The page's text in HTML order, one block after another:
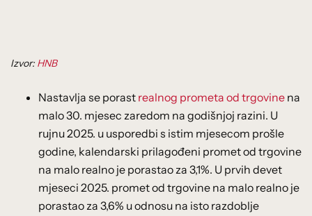
Izvor: HNB
Nastavlja se porast realnog prometa od trgovine na
malo 30. mjesec zaredom na godišnjoj razini. U
rujnu 2025. u usporedbi s istim mjesecom prošle
godine, kalendarski prilagođeni promet od trgovine
na malo realno je porastao za 3,1%. U prvih devet
mjeseci 2025. promet od trgovine na malo realno je
porastao za 3,6% u odnosu na isto razdoblje